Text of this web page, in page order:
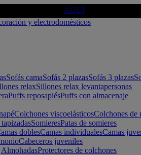
AQUÍ
Sofás camaSofás 2 plazasSofás 3 plazas
relaxSillones relax levantapersonas
Puffs reposapiésPuffs con almacenaje
Colchones viscoelásticosColchones de
SomieresPatas de somieres
doblesCamas individualesCamas
Cabeceros juveniles
AlmohadasProtectores de colchones